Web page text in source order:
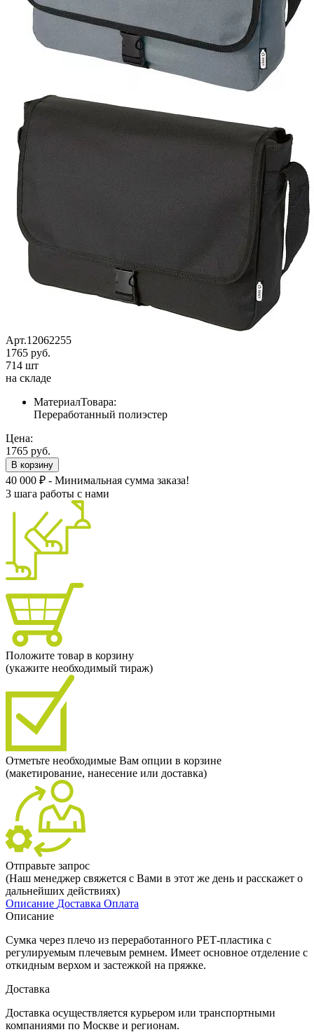
Арт.12062255
1765 руб.
714 шт
на складе
МатериалТовара:
Переработанный полиэстер
Цена:
1765 руб.
В корзину
40 000 ₽ - Минимальная сумма заказа!
3 шага работы с нами
Положите товар в корзину
(укажите необходимый тираж)
Отметьте необходимые Вам опции в корзине
(макетирование, нанесение или доставка)
Отправьте запрос
(Наш менеджер свяжется с Вами в этот же день и расскажет о
дальнейших действиях)
Описание Доставка Оплата
Описание
Сумка через плечо из переработанного РЕТ-пластика с
регулируемым плечевым ремнем. Имеет основное отделение с
откидным верхом и застежкой на пряжке.
Доставка
Доставка осуществляется курьером или транспортными
компаниями по Москве и регионам.